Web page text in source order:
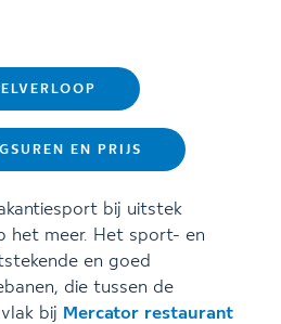
EN PRIJS
bij uitstek
het meer. Het sport- en
en goed
die tussen de
bij Mercator restaurant